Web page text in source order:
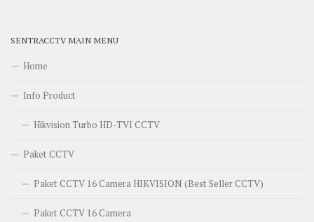
SENTRACCTV MAIN MENU
Home
Info Product
Hikvision Turbo HD-TVI CCTV
Paket CCTV
Paket CCTV 16 Camera HIKVISION (Best Seller CCTV)
Paket CCTV 16 Camera